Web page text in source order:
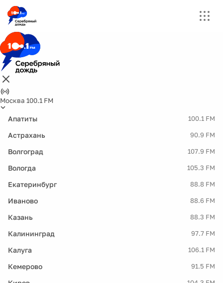
Москва 100.1 FM
Апатиты 100.1 FM
Астрахань 90.9 FM
Волгоград 107.9 FM
Вологда 105.3 FM
Екатеринбург 88.8 FM
Иваново 88.6 FM
Казань 88.3 FM
Калининград 97.7 FM
Калуга 106.1 FM
Кемерово 91.5 FM